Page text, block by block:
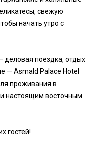
свежую
начать утро с
деловая поездка, отдых
— Asmald Palace Hotel
проживания в
и настоящим восточным
гостей!